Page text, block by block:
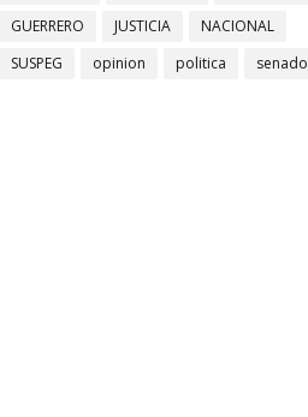
GUERRERO
JUSTICIA
NACIONAL
SUSPEG
opinion politica senado